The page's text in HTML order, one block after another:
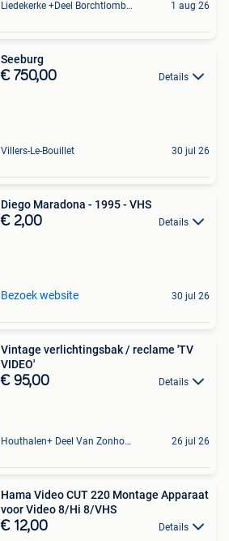
Liedekerke +Deel Borchtlombeek 1 aug 26
Seeburg
€ 750,00 Details
Villers-Le-Bouillet 30 jul 26
Diego Maradona - 1995 - VHS
€ 2,00 Details
Bezoek website 30 jul 26
Vintage verlichtingsbak / reclame 'TV
VIDEO'
€ 95,00 Details
Houthalen+ Deel Van Zonhoven En Zolder 26 jul 26
Hama Video CUT 220 Montage Apparaat
voor Video 8/Hi 8/VHS
€ 12,00 Details